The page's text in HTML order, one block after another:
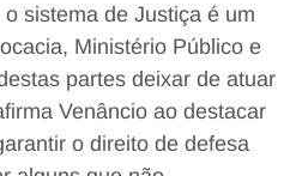
sistema de Justiça é um
Ministério Público e
partes deixar de atuar
Venâncio ao destacar
o direito de defesa